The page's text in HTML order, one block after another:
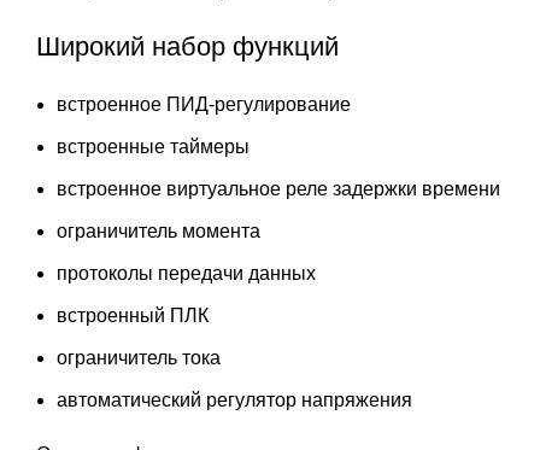
Широкий набор функций
встроенное ПИД-регулирование
встроенные таймеры
встроенное виртуальное реле задержки времени
ограничитель момента
протоколы передачи данных
встроенный ПЛК
ограничитель тока
автоматический регулятор напряжения